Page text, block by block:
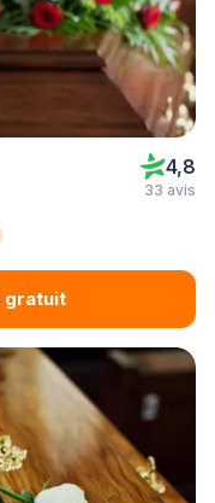
4,8
33 avis
gratuit